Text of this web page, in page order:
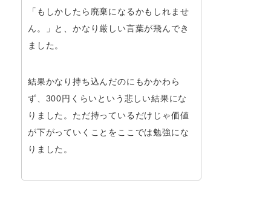
「もしかしたら廃棄になるかもしれませ
ん。」と、かなり厳しい言葉が飛んでき
ました。
結果かなり持ち込んだのにもかかわら
ず、300円くらいという悲しい結果にな
りました。ただ持っているだけじゃ価値
が下がっていくことをここでは勉強にな
りました。